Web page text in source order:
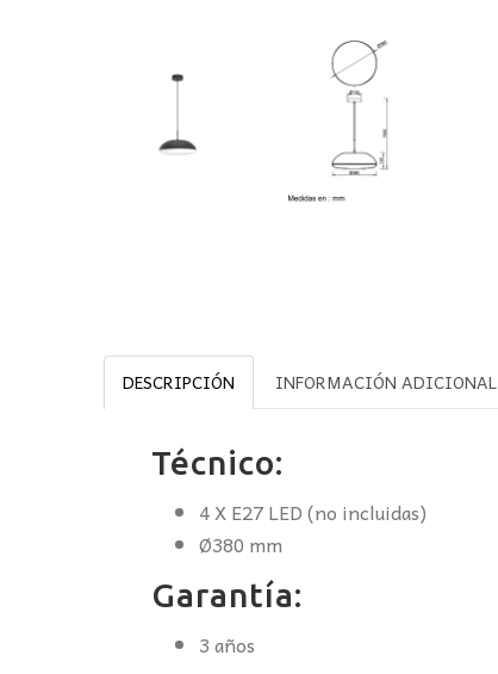
DESCRIPCIÓN INFORMACIÓN ADICIONAL
Técnico:
4 X E27 LED (no incluidas)
Ø380 mm
Garantía:
3 años